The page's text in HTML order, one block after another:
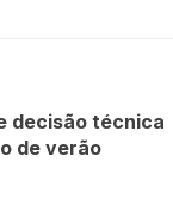
decisão técnica
de verão